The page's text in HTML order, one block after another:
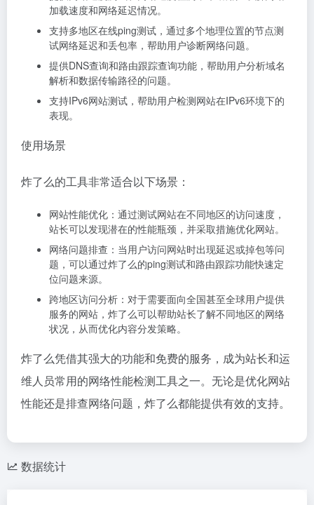
加载速度和网络延迟情况。
支持多地区在线ping测试，通过多个地理位置的节点测
试网络延迟和丢包率，帮助用户诊断网络问题。
提供DNS查询和路由跟踪查询功能，帮助用户分析域名
解析和数据传输路径的问题。
支持IPv6网站测试，帮助用户检测网站在IPv6环境下的
表现。
使用场景
炸了么的工具非常适合以下场景：
网站性能优化：通过测试网站在不同地区的访问速度，
站长可以发现潜在的性能瓶颈，并采取措施优化网站。
网络问题排查：当用户访问网站时出现延迟或掉包等问
题，可以通过炸了么的ping测试和路由跟踪功能快速定
位问题来源。
跨地区访问分析：对于需要面向全国甚至全球用户提供
服务的网站，炸了么可以帮助站长了解不同地区的网络
状况，从而优化内容分发策略。
炸了么凭借其强大的功能和免费的服务，成为站长和运
维人员常用的网络性能检测工具之一。无论是优化网站
性能还是排查网络问题，炸了么都能提供有效的支持。
数据统计